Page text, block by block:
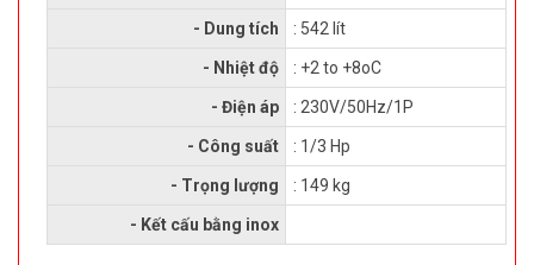
- Dung tích : 542 lít
- Nhiệt độ : +2 to +8oC
- Điện áp : 230V/50Hz/1P
- Công suất : 1/3 Hp
- Trọng lượng : 149 kg
- Kết cấu bằng inox